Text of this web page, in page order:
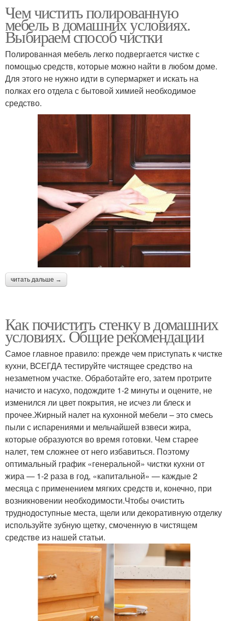
Чем чистить полированную
мебель в домашних условиях.
Выбираем способ чистки
Полированная мебель легко подвергается чистке с
помощью средств, которые можно найти в любом доме.
Для этого не нужно идти в супермаркет и искать на
полках его отдела с бытовой химией необходимое
средство.
читать дальше →
Как почистить стенку в домашних
условиях. Общие рекомендации
Самое главное правило: прежде чем приступать к чистке
кухни, ВСЕГДА тестируйте чистящее средство на
незаметном участке. Обработайте его, затем протрите
начисто и насухо, подождите 1-2 минуты и оцените, не
изменился ли цвет покрытия, не исчез ли блеск и
прочее.Жирный налет на кухонной мебели – это смесь
пыли с испарениями и мельчайшей взвеси жира,
которые образуются во время готовки. Чем старее
налет, тем сложнее от него избавиться. Поэтому
оптимальный график «генеральной» чистки кухни от
жира — 1-2 раза в год, «капитальной» — каждые 2
месяца с применением мягких средств и, конечно, при
возникновении необходимости.Чтобы очистить
труднодоступные места, щели или декоративную отделку
используйте зубную щетку, смоченную в чистящем
средстве из нашей статьи.